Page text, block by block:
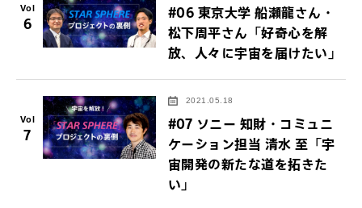
Vol
6
#06 東京大学 船瀬龍さん・
松下周平さん「好奇心を解
放、人々に宇宙を届けたい」
Vol
7
2021.05.18
#07 ソニー 知財・コミュニ
ケーション担当 清水 至「宇
宙開発の新たな道を拓きた
い」